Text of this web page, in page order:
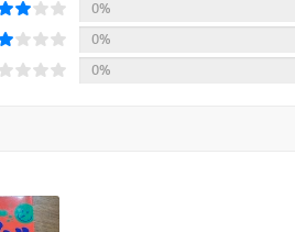
0%
0%
0%